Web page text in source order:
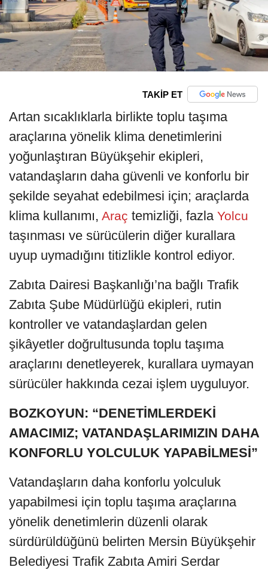
TAKİP ET
Artan sıcaklıklarla birlikte toplu taşıma
araçlarına yönelik klima denetimlerini
yoğunlaştıran Büyükşehir ekipleri,
vatandaşların daha güvenli ve konforlu bir
şekilde seyahat edebilmesi için; araçlarda
klima kullanımı, Araç temizliği, fazla Yolcu
taşınması ve sürücülerin diğer kurallara
uyup uymadığını titizlikle kontrol ediyor.
Zabıta Dairesi Başkanlığı’na bağlı Trafik
Zabıta Şube Müdürlüğü ekipleri, rutin
kontroller ve vatandaşlardan gelen
şikâyetler doğrultusunda toplu taşıma
araçlarını denetleyerek, kurallara uymayan
sürücüler hakkında cezai işlem uyguluyor.
BOZKOYUN: “DENETİMLERDEKİ
AMACIMIZ; VATANDAŞLARIMIZIN DAHA
KONFORLU YOLCULUK YAPABİLMESİ”
Vatandaşların daha konforlu yolculuk
yapabilmesi için toplu taşıma araçlarına
yönelik denetimlerin düzenli olarak
sürdürüldüğünü belirten Mersin Büyükşehir
Belediyesi Trafik Zabıta Amiri Serdar